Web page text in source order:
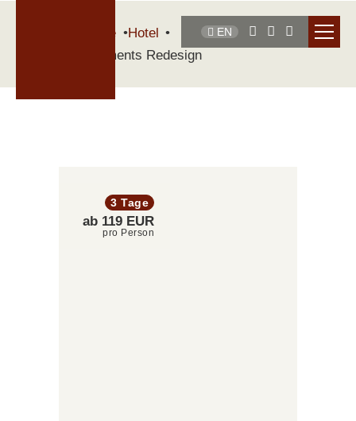
EN
Startseite
Hotel
Arrangements Redesign
3 Tage
ab 119 EUR
pro Person